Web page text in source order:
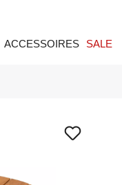
ACCESSOIRES SALE